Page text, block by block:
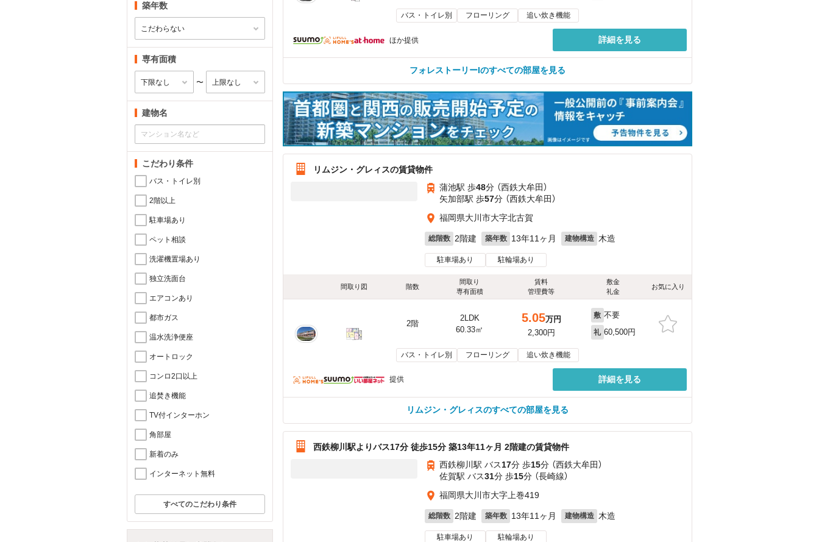
築年数
専有面積
〜
建物名
こだわり条件
バス・トイレ別
2階以上
駐車場あり
ペット相談
洗濯機置場あり
独立洗面台
エアコンあり
都市ガス
温水洗浄便座
オートロック
コンロ2口以上
追焚き機能
TV付インターホン
角部屋
新着のみ
インターネット無料
すべてのこだわり条件
バス・トイレ別 フローリング 追い炊き機能
ほか提供 詳細を見る
フォレストーリーIのすべての部屋を見る
リムジン・グレィスの賃貸物件
蒲池駅 歩48分 （西鉄大牟田）
矢加部駅 歩57分 （西鉄大牟田）
福岡県大川市大字北古賀
総階数 2階建 築年数 13年11ヶ月 建物構造 木造
駐車場あり 駐輪場あり
間取り図 階数
間取り
専有面積
賃料
管理費等
敷金
礼金
お気に入り
2階
2LDK
60.33㎡
5.05万円
2,300円
敷 不要
礼 60,500円
バス・トイレ別 フローリング 追い炊き機能
提供 詳細を見る
リムジン・グレィスのすべての部屋を見る
西鉄柳川駅よりバス17分 徒歩15分 築13年11ヶ月 2階建の賃貸物件
西鉄柳川駅 バス17分 歩15分 （西鉄大牟田）
佐賀駅 バス31分 歩15分 （長崎線）
福岡県大川市大字上巻419
総階数 2階建 築年数 13年11ヶ月 建物構造 木造
駐車場あり 駐輪場あり